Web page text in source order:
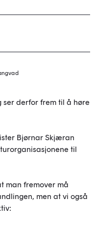
derfor frem til å høre
Bjørnar Skjæran
til
man fremover må
men at vi også